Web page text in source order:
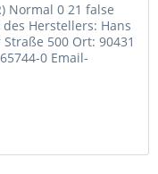
Normal 0 21 false
des Herstellers: Hans
500 Ort: 90431
0 Email-